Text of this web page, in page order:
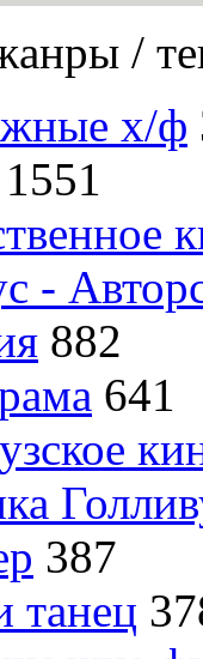
/
х/ф
1551
-
882
641
387
танец